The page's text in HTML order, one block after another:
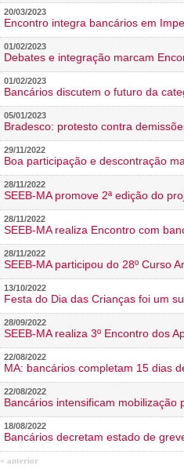
20/03/2023
Encontro integra bancários em
01/02/2023
Debates e integração marcam
01/02/2023
Bancários discutem o futuro da
05/01/2023
Bradesco: protesto contra
29/11/2022
Boa participação e descontração
28/11/2022
SEEB-MA promove 2ª edição do
28/11/2022
SEEB-MA realiza Encontro com
28/11/2022
SEEB-MA participou do 28º Curso
13/10/2022
Festa do Dia das Crianças foi um
28/09/2022
SEEB-MA realiza 3º Encontro dos
22/08/2022
MA: bancários completam 15 dias
22/08/2022
Bancários intensificam mobilização
18/08/2022
Bancários decretam estado de
« anterior